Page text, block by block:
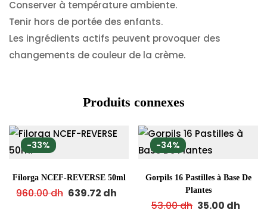
Conserver à température ambiente.
Tenir hors de portée des enfants.
Les ingrédients actifs peuvent provoquer des
changements de couleur de la crème.
Produits connexes
-33%
Filorga NCEF-REVERSE 50ml
960.00dh 639.72 dh
-34%
Gorpils 16 Pastilles à Base De
Plantes
53.00dh 35.00 dh